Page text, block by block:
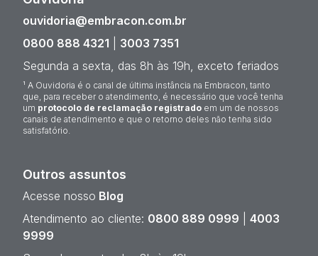
ouvidoria@embracon.com.br
0800 888 4321
3003 7351
Segunda a sexta, das 8h às 19h, exceto feriados
¹ A Ouvidoria é o canal de última instância na Embracon, tanto
que, para receber o atendimento, é necessário que você tenha
um protocolo de reclamação registrado em um de nossos
canais de atendimento e que o retorno deles não tenha sido
satisfatório.
Outros assuntos
Acesse nosso Blog
Atendimento ao cliente: 0800 889 0999
4003
9999